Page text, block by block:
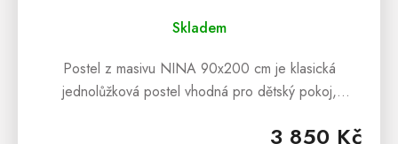
Skladem
3 850 Kč
Postel z masivu NINA 90x200 cm je klasická
jednolůžková postel vhodná pro dětský pokoj,
hotelových pokojů. Postel z masivu NINA...